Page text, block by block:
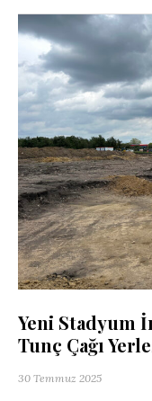
Yeni Stadyum
Tunç Çağı
30 Temmuz 2025